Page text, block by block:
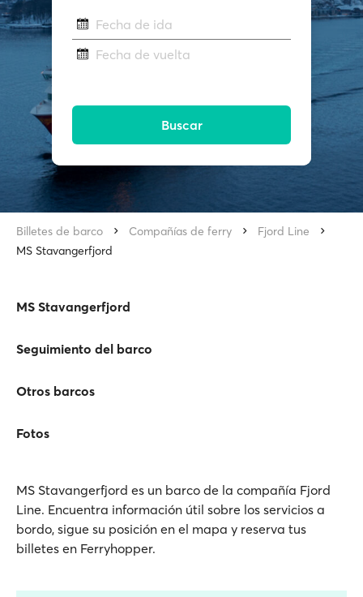
Fecha de ida
Fecha de vuelta
Buscar
Billetes de barco Compañías de ferry
Fjord Line
MS Stavangerfjord
MS Stavangerfjord
Seguimiento del barco
Otros barcos
Fotos
MS Stavangerfjord es un barco de la compañía Fjord
Line. Encuentra información útil sobre los servicios a
bordo, sigue su posición en el mapa y reserva tus
billetes en Ferryhopper.